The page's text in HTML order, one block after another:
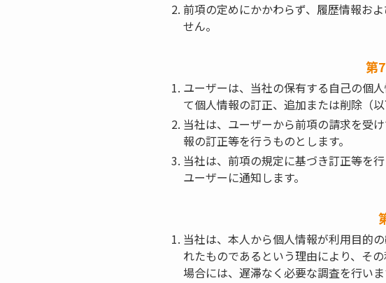
前項の定めにかかわらず、履歴情報お
せん。
第
ユーザーは、当社の保有する自己の個
て個人情報の訂正、追加または削除（
当社は、ユーザーから前項の請求を受
報の訂正等を行うものとします。
当社は、前項の規定に基づき訂正等を
ユーザーに通知します。
当社は、本人から個人情報が利用目的
れたものであるという理由により、そ
場合には、遅滞なく必要な調査を行いま